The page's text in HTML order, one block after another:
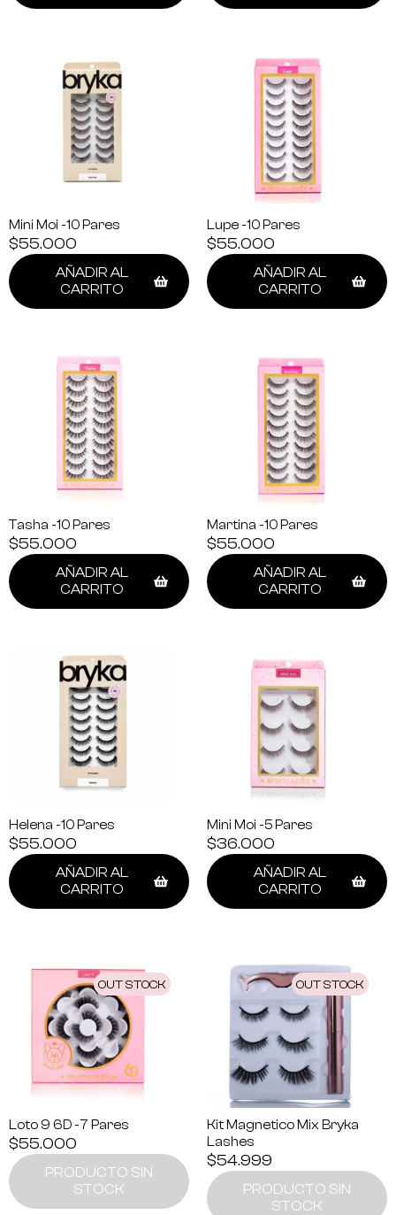
Mini Moi -10 Pares
$55.000
AÑADIR AL
CARRITO
Lupe -10 Pares
$55.000
AÑADIR AL
CARRITO
Tasha -10 Pares
$55.000
AÑADIR AL
CARRITO
Martina -10 Pares
$55.000
AÑADIR AL
CARRITO
Helena -10 Pares
$55.000
AÑADIR AL
CARRITO
Mini Moi -5 Pares
$36.000
AÑADIR AL
CARRITO
OUT STOCK
Loto 9 6D -7 Pares
$55.000
PRODUCTO SIN
STOCK
OUT STOCK
Kit Magnetico Mix Bryka
Lashes
$54.999
PRODUCTO SIN
STOCK